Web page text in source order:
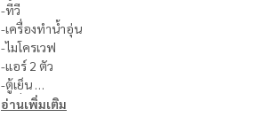
-ทีวี
-เครื่องทำน้ำอุ่น
-ไมโครเวฟ
-แอร์ 2 ตัว
-ตู้เย็น
-เครื่องซักผ้า
อ่านเพิ่มเติม